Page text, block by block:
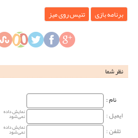
برنامه بازی تنیس روی میز
نظر شما
نام‌ :
ایمیل :
نمایش داده
نمی‌شود
تلفن : نمایش داده
نمی‌شود